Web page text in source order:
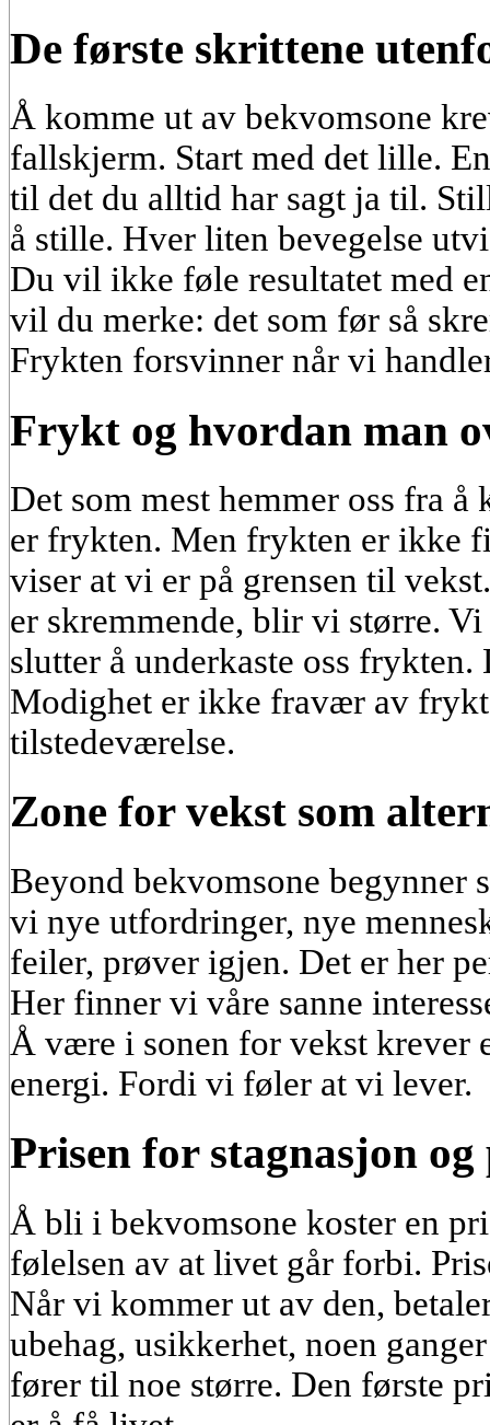
De første skrittene
Å komme ut av bekvomsone
fallskjerm. Start med det lille.
til det du alltid har sagt ja til.
å stille. Hver liten bevegelse
Du vil ikke føle resultatet med
vil du merke: det som før så
Frykten forsvinner når vi
Frykt og hvordan man
Det som mest hemmer oss fra
er frykten. Men frykten er ikke
viser at vi er på grensen til
er skremmende, blir vi større.
slutter å underkaste oss
Modighet er ikke fravær av
tilstedeværelse.
Zone for vekst som
Beyond bekvomsone begynner
vi nye utfordringer, nye
feiler, prøver igjen. Det er her
Her finner vi våre sanne
Å være i sonen for vekst krever
energi. Fordi vi føler at vi lever.
Prisen for stagnasjon
Å bli i bekvomsone koster en
følelsen av at livet går forbi.
Når vi kommer ut av den,
ubehag, usikkerhet, noen
fører til noe større. Den første